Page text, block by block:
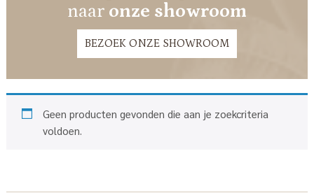
naar onze showroom
BEZOEK ONZE SHOWROOM
Geen producten gevonden die aan je zoekcriteria
voldoen.